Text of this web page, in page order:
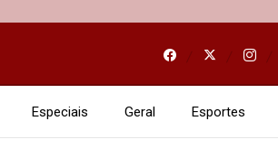
Especiais Geral Esportes